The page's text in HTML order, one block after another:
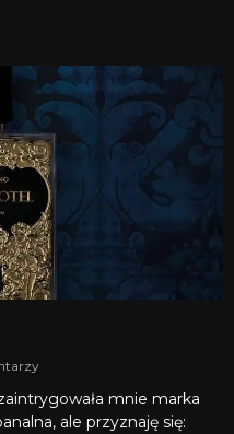
mnie marka
ale przyznaję się: